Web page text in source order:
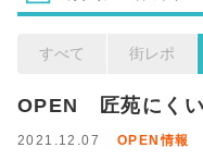
すべて 街レポ
OPEN　匠苑にく
2021.12.07 OPEN情報